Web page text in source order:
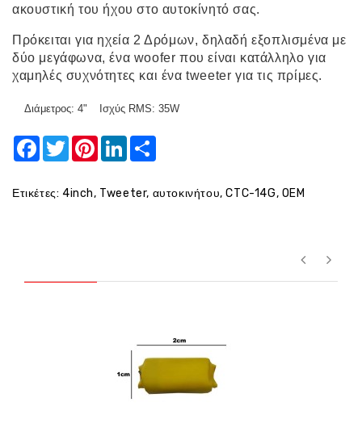
ακουστική του ήχου στο αυτοκίνητό σας.
Πρόκειται για ηχεία 2 Δρόμων, δηλαδή εξοπλισμένα με
δύο μεγάφωνα, ένα woofer που είναι κατάλληλο για
χαμηλές συχνότητες και ένα tweeter για τις πρίμες.
Διάμετρος: 4" Ισχύς RMS: 35W
Facebook
TwitterPinterestLinkedIn
Ετικέτες: 4inch, Tweeter, αυτοκινήτου,CTC-14G, OEM